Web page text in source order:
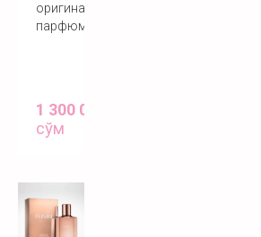
оригинальный
парфюм
1 300 000
сўм